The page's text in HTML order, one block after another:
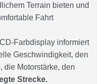
Terrain bieten und
Fahrt
Farbdisplay informiert
Geschwindigkeit, den
die Motorstärke, den
Strecke.